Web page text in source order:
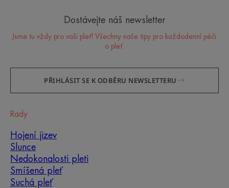
Dostávejte náš newsletter
Jsme tu vždy pro vaši pleť! Všechny naše tipy pro každodenní péči
o pleť.
PŘIHLÁSIT SE K ODBĚRU NEWSLETTERU
Rady
Hojení jizev
Slunce
Nedokonalosti pleti
Smíšená pleť
Suchá pleť